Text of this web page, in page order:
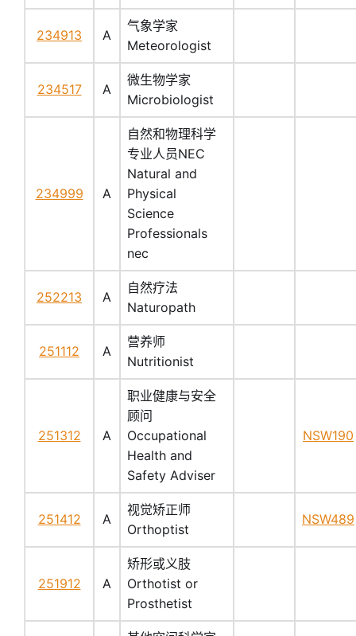
234913 A
气象学家
Meteorologist
234517 A
微生物学家
Microbiologist
234999 A
自然和物理科学
专业人员NEC
Natural and
Physical
Science
Professionals
nec
252213 A
自然疗法
Naturopath
251112 A
营养师
Nutritionist
251312 A
职业健康与安全
顾问
Occupational
Health and
Safety Adviser
NSW190
251412 A
视觉矫正师
Orthoptist
NSW489
251912 A
矫形或义肢
Orthotist or
Prosthetist